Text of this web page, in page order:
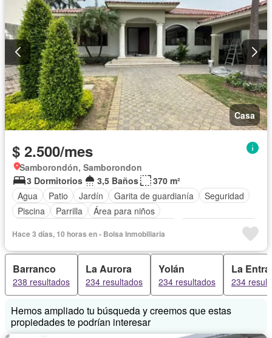
Vista panorámica
Bodega
Casa
$ 2.500/mes
Samborondón, Samborondon
3 Dormitorios
3,5 Baños
370 m²
Agua
Patio Jardín Garita de guardianía
Seguridad
Piscina
Parrilla
Área para niños
Cuarto de servicio
Cocina equipada
Vista panorámica
Hace 3 días, 10 horas en - Bolsa Inmobiliaria
Barranco
238 resultados
La Aurora
234 resultados
Yolán
234 resultados
La
234
Hemos ampliado tu búsqueda y creemos que estas
propiedades te podrían interesar